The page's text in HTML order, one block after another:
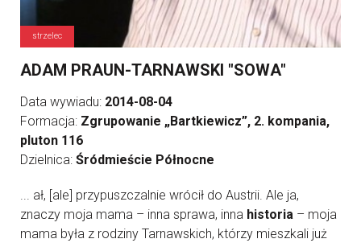
strzelec
ADAM PRAUN-TARNAWSKI "SOWA"
Data wywiadu: 2014-08-04
Formacja: Zgrupowanie „Bartkiewicz”, 2. kompania,
pluton 116
Dzielnica: Śródmieście Północne
... ał, [ale] przypuszczalnie wrócił do Austrii. Ale ja,
znaczy moja mama – inna sprawa, inna historia – moja
mama była z rodziny Tarnawskich, którzy mieszkali już